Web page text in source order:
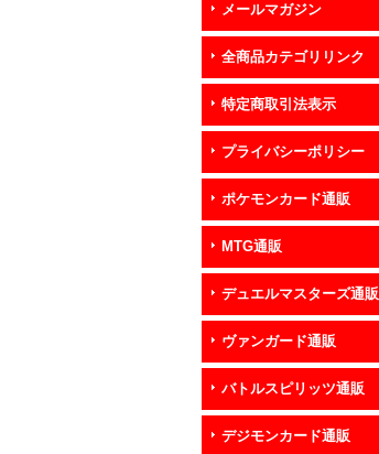
メールマガジン
全商品カテゴリリンク
特定商取引法表示
プライバシーポリシー
ポケモンカード通販
MTG通販
デュエルマスターズ通販
ヴァンガード通販
バトルスピリッツ通販
デジモンカード通販